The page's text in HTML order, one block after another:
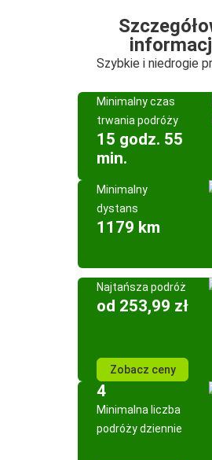
Szybkie i niedrogie
Minimalny czas
trwania podróży
15 godz. 55
min.
Minimalny
dystans
1179 km
Najtańsza podróż
od 253,99 zł
Zobacz ceny
4
Minimalna liczba
podróży dziennie